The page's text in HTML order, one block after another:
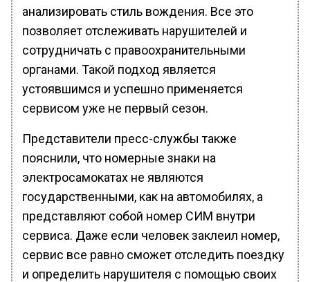
анализировать стиль вождения. Все это
позволяет отслеживать нарушителей и
сотрудничать с правоохранительными
органами. Такой подход является
устоявшимся и успешно применяется
сервисом уже не первый сезон.
Представители пресс-службы также
пояснили, что номерные знаки на
электросамокатах не являются
государственными, как на автомобилях, а
представляют собой номер СИМ внутри
сервиса. Даже если человек заклеил номер,
сервис все равно сможет отследить поездку
и определить нарушителя с помощью своих